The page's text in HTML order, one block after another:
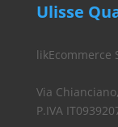
Ulisse
likEcommerce
Via
P.IVA